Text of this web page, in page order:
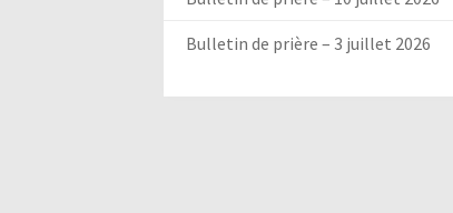
Bulletin de prière – 3 juillet 2026